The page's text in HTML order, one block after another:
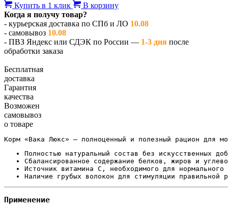
Купить в 1 клик
В корзину
Когда я получу товар?
- курьерская доставка по СПб и ЛО 10.08
- самовывоз 10.08
- ПВЗ Яндекс или СДЭК по России — 1-3 дня после
обработки заказа
Бесплатная
доставка
Гарантия
качества
Возможен
самовывоз
о товаре
Корм «Вака Люкс» — полноценный и полезный рацион для
Полностью натуральный состав без искусственных
Сбалансированное содержание белков, жиров и
Источник витамина C, необходимого для
Наличие грубых волокон для стимуляции правильной
Применение